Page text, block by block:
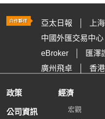
亞太日報
上
中國外匯交易中心
eBroker
匯澤
廣州飛卓
香
政策
公司資訊
經濟
宏觀